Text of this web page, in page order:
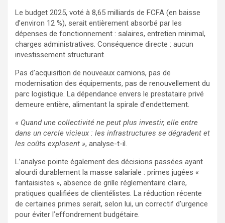
Le budget 2025, voté à 8,65 milliards de FCFA (en baisse
d’environ 12 %), serait entièrement absorbé par les
dépenses de fonctionnement : salaires, entretien minimal,
charges administratives. Conséquence directe : aucun
investissement structurant.
Pas d’acquisition de nouveaux camions, pas de
modernisation des équipements, pas de renouvellement du
parc logistique. La dépendance envers le prestataire privé
demeure entière, alimentant la spirale d’endettement.
« Quand une collectivité ne peut plus investir, elle entre
dans un cercle vicieux : les infrastructures se dégradent et
les coûts explosent », analyse-t-il.
L’analyse pointe également des décisions passées ayant
alourdi durablement la masse salariale : primes jugées «
fantaisistes », absence de grille réglementaire claire,
pratiques qualifiées de clientélistes. La réduction récente
de certaines primes serait, selon lui, un correctif d’urgence
pour éviter l’effondrement budgétaire.